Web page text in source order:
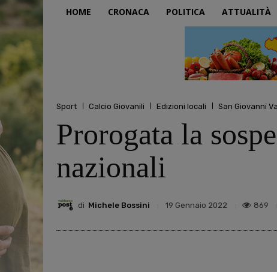
HOME CRONACA POLITICA ATTUALITÀ
Sport Calcio Giovanili Edizioni locali San Giovanni
Prorogata la
nazionali
di Michele Bossini 19 Gennaio 2022 869